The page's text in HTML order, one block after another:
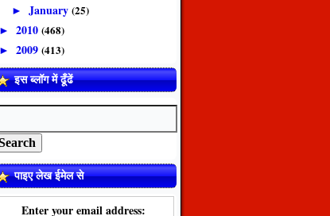
► January (25)
► 2010 (468)
► 2009 (413)
इस ब्लॉग में ढूँढें
पाइए लेख ईमेल से
Enter your email address: